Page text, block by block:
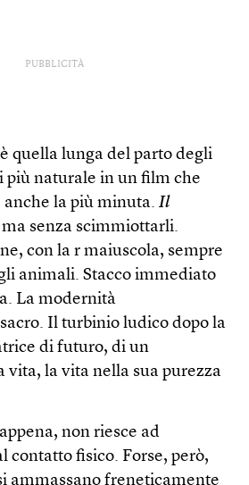
PUBBLICITÀ
quella lunga del parto degli
più naturale in un film che
anche la più minuta.Il
senza scimmiottarli.
con la r maiuscola, sempre
animali. Stacco immediato
La modernità
Il turbinio ludico dopo la
di futuro, di un
la vita nella sua purezza
non riesce ad
contatto fisico. Forse, però,
ammassano freneticamente